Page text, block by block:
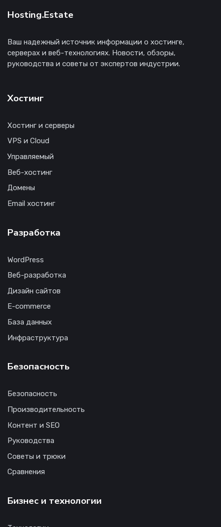
Hosting.Estate
Ваш надежный источник информации о хостинге,
серверах и веб-технологиях. Новости, обзоры,
руководства и советы от экспертов индустрии.
Хостинг
Хостинг и серверы
VPS и Cloud
Управляемый
Веб-хостинг
Домены
Email хостинг
Разработка
WordPress
Веб-разработка
Дизайн сайтов
E-commerce
База данных
Инфраструктура
Безопасность
Безопасность
Производительность
Контент и SEO
Руководства
Советы и трюки
Сравнения
Бизнес и технологии